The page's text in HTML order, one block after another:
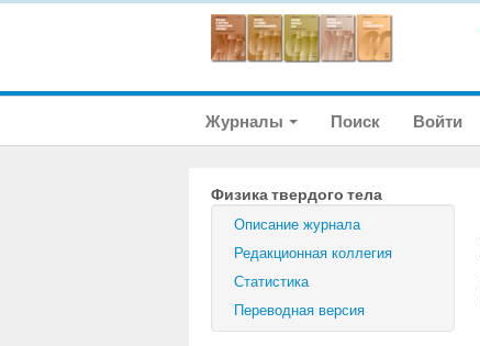
Журналы Поиск Войти
Физика твердого тела
Описание журнала
Редакционная коллегия
Статистика
Переводная версия